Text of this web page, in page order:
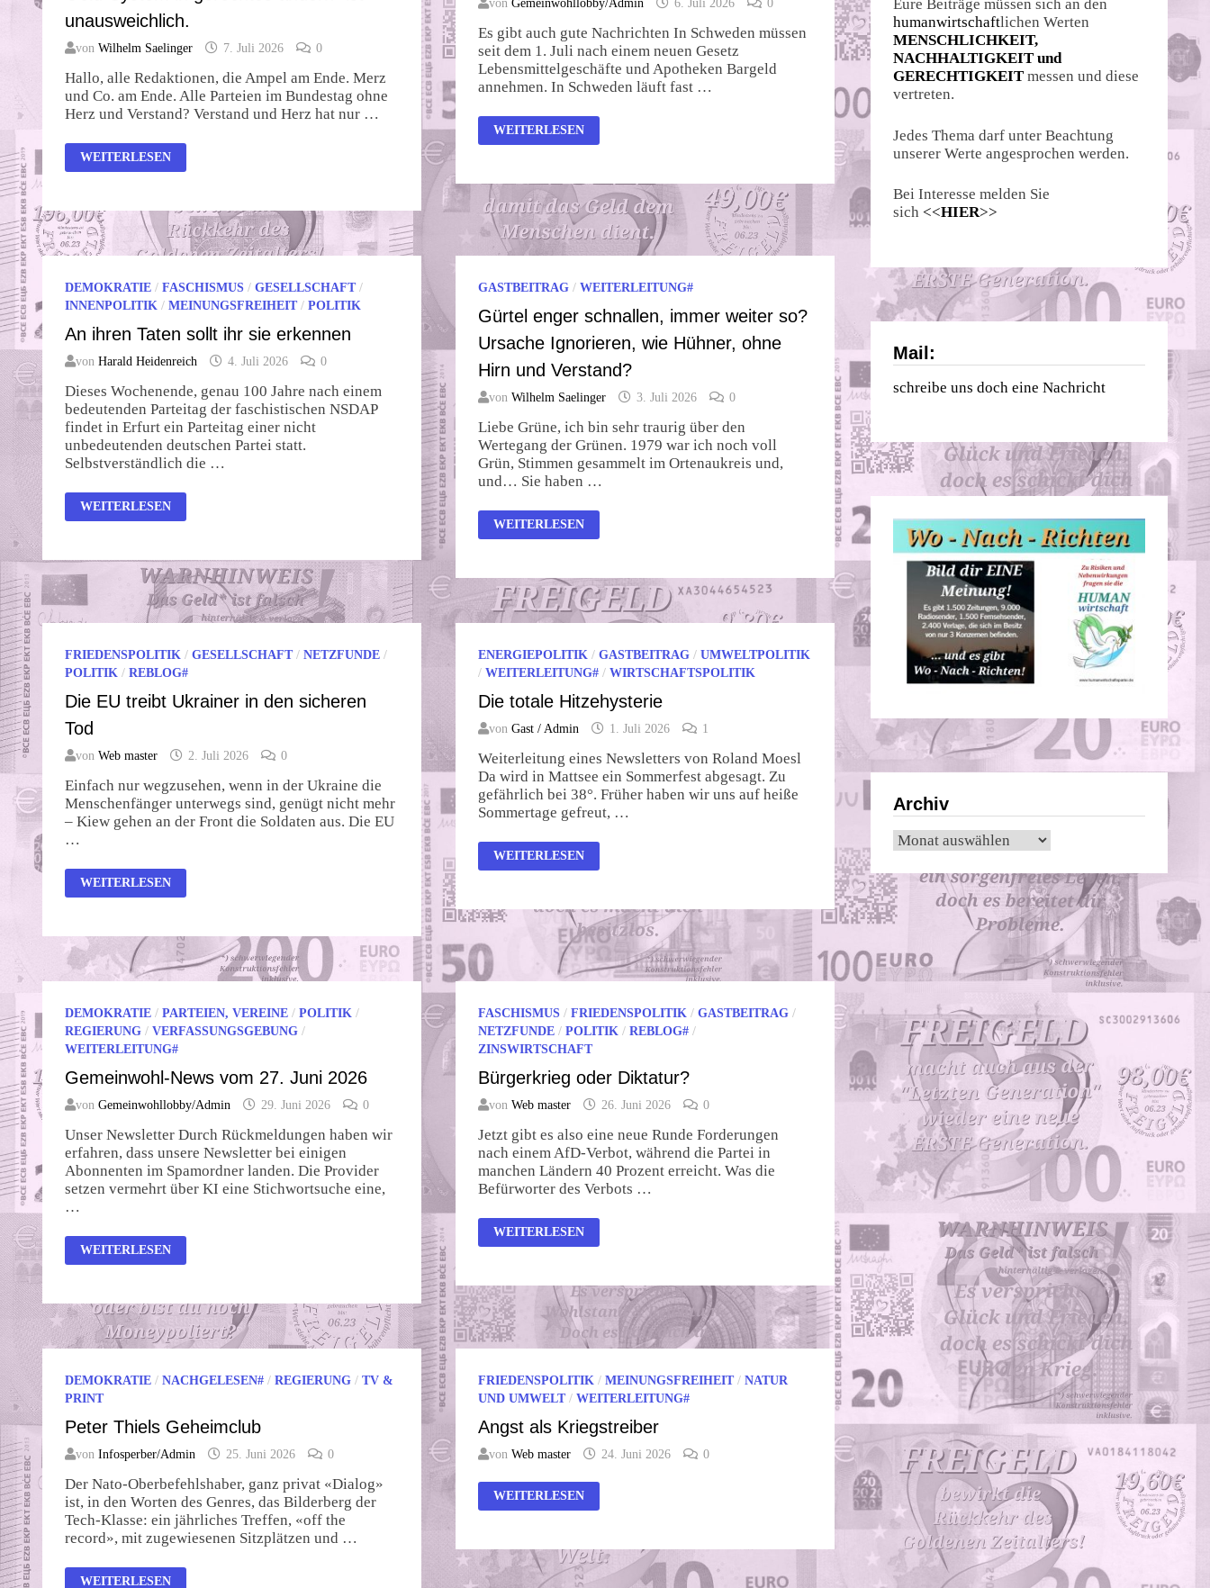
unausweichlich.
von Wilhelm Saelinger 7. Juli 2026 0
Hallo, alle Redaktionen, die Ampel am Ende. Merz
und Co. am Ende. Alle Parteien im Bundestag ohne
Herz und Verstand? Verstand und Herz hat nur …
KLINGBEIL
PLANT
GRÜNEN..
„LUFTBUCHUNG
…“-
URSACHE:
SYSTEM
IN
ÄNDERN”
IST
UNAUSWEICHLICH.
WEITERLESEN
von Gemeinwohllobby/Admin 6. Juli 2026 0
Es gibt auch gute Nachrichten In Schweden müssen
seit dem 1. Juli nach einem neuen Gesetz
Lebensmittelgeschäfte und Apotheken Bargeld
annehmen. In Schweden läuft fast …
GEMEINWOHL-
NEWS
2026
WEITERLESEN
DEMOKRATIE / FASCHISMUS / GESELLSCHAFT/
INNENPOLITIK / MEINUNGSFREIHEIT/ POLITIK
An ihren Taten sollt ihr sie erkennen
von Harald Heidenreich 4. Juli 2026 0
Dieses Wochenende, genau 100 Jahre nach einem
bedeutenden Parteitag der faschistischen NSDAP
findet in Erfurt ein Parteitag einer nicht
unbedeutenden deutschen Partei statt.
Selbstverständlich die …
AN
IHREN
SIE
ERKENNEN
WEITERLESEN
GASTBEITRAG/ WEITERLEITUNG#
Gürtel enger schnallen, immer weiter so?
Ursache Ignorieren, wie Hühner, ohne
Hirn und Verstand?
von Wilhelm Saelinger 3. Juli 2026 0
Liebe Grüne, ich bin sehr traurig über den
Wertegang der Grünen. 1979 war ich noch voll
Grün, Stimmen gesammelt im Ortenaukreis und,
und… Sie haben …
GÜRTEL
ENGER
SO?
URSACHE
IGNORIEREN,
WIE
HIRN
UND
WEITERLESEN
FRIEDENSPOLITIK / GESELLSCHAFT/ NETZFUNDE /
POLITIK / REBLOG#
Die EU treibt Ukrainer in den sicheren
Tod
von Web master 2. Juli 2026 0
Einfach nur wegzusehen, wenn in der Ukraine die
Menschenfänger unterwegs sind, genügt nicht mehr
– Kiew gehen an der Front die Soldaten aus. Die EU
…
DIE
EU
DEN
SICHEREN
TOD
WEITERLESEN
ENERGIEPOLITIK/ GASTBEITRAG/ UMWELTPOLITIK
/ WEITERLEITUNG#/ WIRTSCHAFTSPOLITIK
Die totale Hitzehysterie
von Gast / Admin 1. Juli 2026 1
Weiterleitung eines Newsletters von Roland Moesl
Da wird in Mattsee ein Sommerfest abgesagt. Zu
gefährlich bei 38°. Früher haben wir uns auf heiße
Sommertage gefreut, …
DIE
TOTALE
WEITERLESEN
DEMOKRATIE / PARTEIEN, VEREINE / POLITIK /
REGIERUNG / VERFASSUNGSGEBUNG /
WEITERLEITUNG#
Gemeinwohl-News vom 27. Juni 2026
von Gemeinwohllobby/Admin 29. Juni 2026 0
Unser Newsletter Durch Rückmeldungen haben wir
erfahren, dass unsere Newsletter bei einigen
Abonnenten im Spamordner landen. Die Provider
setzen vermehrt über KI eine Stichwortsuche eine,
…
GEMEINWOHL-
NEWS
2026
WEITERLESEN
FASCHISMUS/ FRIEDENSPOLITIK/ GASTBEITRAG/
NETZFUNDE/ POLITIK/ REBLOG#/
ZINSWIRTSCHAFT
Bürgerkrieg oder Diktatur?
von Web master 26. Juni 2026 0
Jetzt gibt es also eine neue Runde Forderungen
nach einem AfD-Verbot, während die Partei in
manchen Ländern 40 Prozent erreicht. Was die
Befürworter des Verbots …
BÜRGERKRIEG
ODER
WEITERLESEN
DEMOKRATIE / NACHGELESEN# / REGIERUNG / TV &
PRINT
Peter Thiels Geheimclub
von Infosperber/Admin 25. Juni 2026 0
Der Nato-Oberbefehlshaber, ganz privat «Dialog»
ist, in den Worten des Genres, das Bilderberg der
Tech-Klasse: ein jährliches Treffen, «off the
record», mit zugewiesenen Sitzplätzen und …
PETER
WEITERLESEN
FRIEDENSPOLITIK/ MEINUNGSFREIHEIT/ NATUR
UND UMWELT/ WEITERLEITUNG#
Angst als Kriegstreiber
von Web master 24. Juni 2026 0
ANGST
ALS
WEITERLESEN
Eure Beiträge müssen sich an den
humanwirtschaftlichen Werten
MENSCHLICHKEIT,
NACHHALTIGKEIT und
GERECHTIGKEIT messen und diese
vertreten.
Jedes Thema darf unter Beachtung
unserer Werte angesprochen werden.
Bei Interesse melden Sie
sich <<HIER>>
Mail:
schreibe uns doch eine Nachricht
Archiv
Archiv